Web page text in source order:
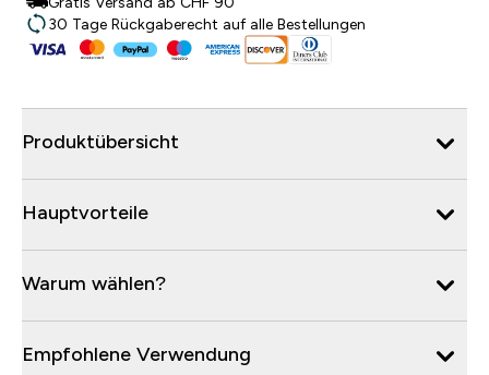
30 Tage Rückgaberecht auf alle Bestellungen
Produktübersicht
Hauptvorteile
Warum wählen?
Empfohlene Verwendung